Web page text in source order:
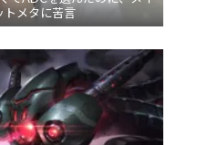
トメタに苦言